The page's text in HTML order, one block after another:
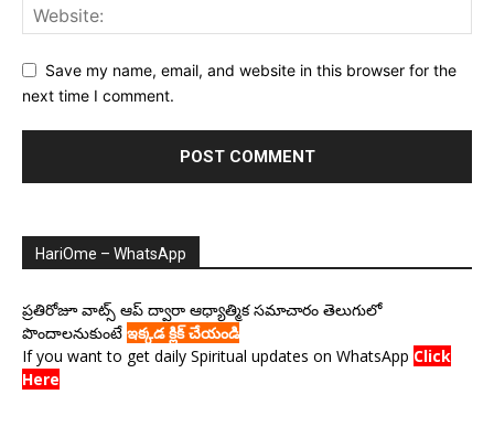
Save my name, email, and website in this browser for the
next time I comment.
HariOme – WhatsApp
ప్రతిరోజూ వాట్స్ ఆప్ ద్వారా ఆధ్యాత్మిక సమాచారం తెలుగులో
పొందాలనుకుంటే ఇక్కడ క్లిక్ చేయండి
If you want to get daily Spiritual updates on WhatsApp Click
Here